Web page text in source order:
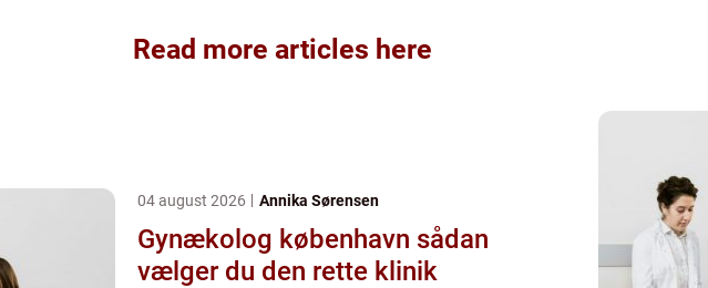
Read more articles here
04 august 2026 Annika Sørensen
Gynækolog københavn sådan
vælger du den rette klinik